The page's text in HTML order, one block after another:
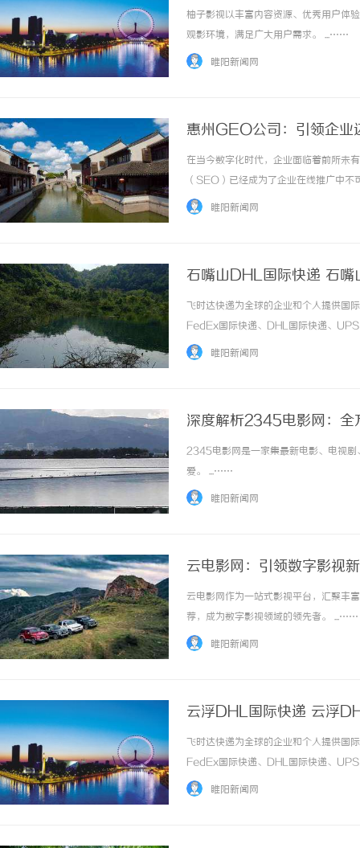
柚子影视以丰富内容资源、优秀用户体
观影环境，满足广大用户需求。 ...……
睢阳新闻网
惠州GEO公司：引领企业
在当今数字化时代，企业面临着前所未
（SEO）已经成为了企业在线推广中
类企业提供先进的SEO解决方案。本文
睢阳新闻网
石嘴山DHL国际快递 石
飞时达快递为全球的企业和个人提供国
FedEx国际快递、DHL国际快递、
务。石嘴山DHL国际快递石嘴山DHL
睢阳新闻网
深度解析2345电影网：全
2345电影网是一家集最新电影、电视剧
爱。 ...……
睢阳新闻网
云电影网：引领数字影视
云电影网作为一站式影视平台，汇聚丰
荐，成为数字影视领域的领先者。 ...……
睢阳新闻网
云浮DHL国际快递 云浮
飞时达快递为全球的企业和个人提供国
FedEx国际快递、DHL国际快递、
务。云浮DHL国际快递云浮DHL快递公
睢阳新闻网